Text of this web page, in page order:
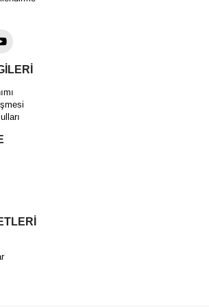
Avantajları
Verim
sayesinde ticari soğutma ve klima
sağlar.
sayesinde farklı sistemlere kolay entegrasyon
Tasarım
ile uzun ömürlü ve güvenilir çalışma sunarak